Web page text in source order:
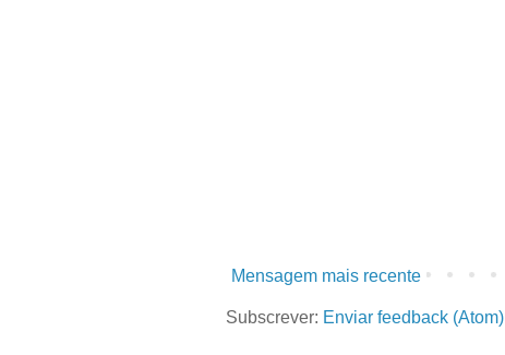
Mensagem mais recente
Subscrever: Enviar feedback (Atom)